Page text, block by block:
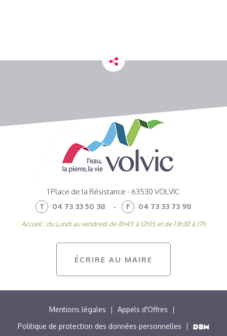
ÉCRIRE AU MAIRE
1 Place de la Résistance - 63530 VOLVIC
T
04 73 33 50 38 - F 04 73 33 73 98
Accueil : du Lundi au vendredi de 8h45 à 12h15 et de 13h30 à 17h
MENU
PIED
Mentions légales
Appels d'Offres
Politique de protection des données personnelles